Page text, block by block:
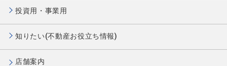
投資用・事業用
知りたい(不動産お役立ち情報)
店舗案内